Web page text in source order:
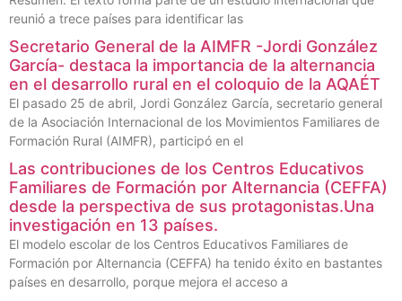
reunió a trece países para identificar las
Secretario General de la AIMFR -Jordi González
García- destaca la importancia de la alternancia
en el desarrollo rural en el coloquio de la AQAÉT
El pasado 25 de abril, Jordi González García, secretario general
de la Asociación Internacional de los Movimientos Familiares de
Formación Rural (AIMFR), participó en el
Las contribuciones de los Centros Educativos
Familiares de Formación por Alternancia (CEFFA)
desde la perspectiva de sus protagonistas.Una
investigación en 13 países.
El modelo escolar de los Centros Educativos Familiares de
Formación por Alternancia (CEFFA) ha tenido éxito en bastantes
países en desarrollo, porque mejora el acceso a